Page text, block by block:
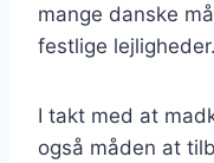
mange danske
festlige lejligheder.
I takt med at
også måden at